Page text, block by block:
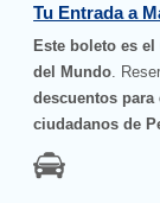
Tu Entrada a
Este boleto es
del Mundo.
descuentos
ciudadanos de